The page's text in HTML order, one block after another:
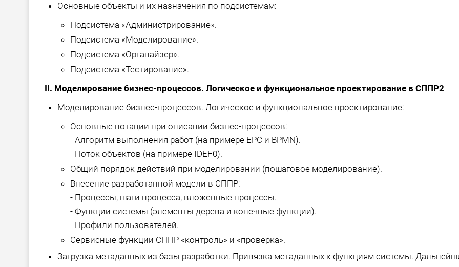
Основные объекты и их назначения по подсистемам:
Подсистема «Администрирование».
Подсистема «Моделирование».
Подсистема «Органайзер».
Подсистема «Тестирование».
II. Моделирование бизнес-процессов. Логическое и функциональное проектирование в СППР2
Моделирование бизнес-процессов. Логическое и функциональное проектирование:
Основные нотации при описании бизнес-процессов:
- Алгоритм выполнения работ (на примере EPC и BPMN).
- Поток объектов (на примере IDEF0).
Общий порядок действий при моделировании (пошаговое моделирование).
Внесение разработанной модели в СППР:
- Процессы, шаги процесса, вложенные процессы.
- Функции системы (элементы дерева и конечные функции).
- Профили пользователей.
Сервисные функции СППР «контроль» и «проверка».
Загрузка метаданных из базы разработки. Привязка метаданных к функциям системы.